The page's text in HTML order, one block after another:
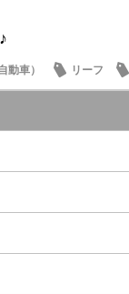
動車） リーフ